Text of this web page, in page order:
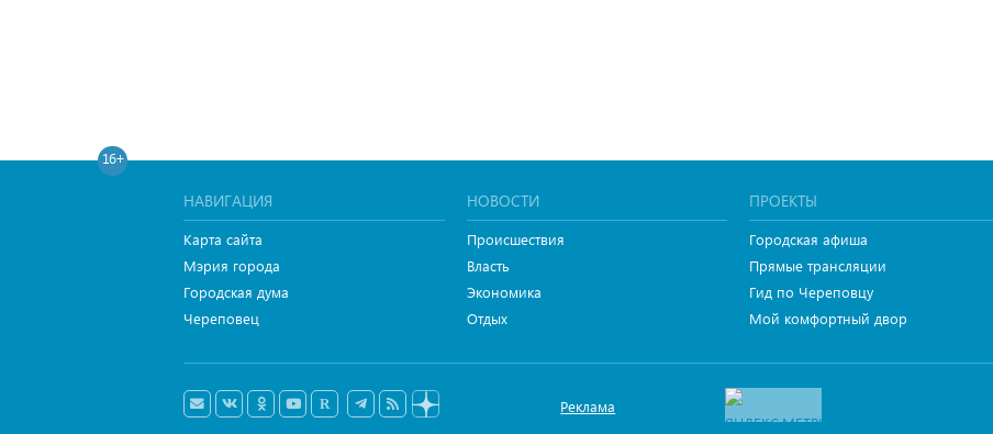
16+
НАВИГАЦИЯ
Карта сайта
Мэрия города
Городская дума
Череповец
НОВОСТИ
Происшествия
Власть
Экономика
Отдых
ПРОЕКТЫ
Городская афиша
Прямые трансляции
Гид по Череповцу
Мой комфортный двор
Реклама